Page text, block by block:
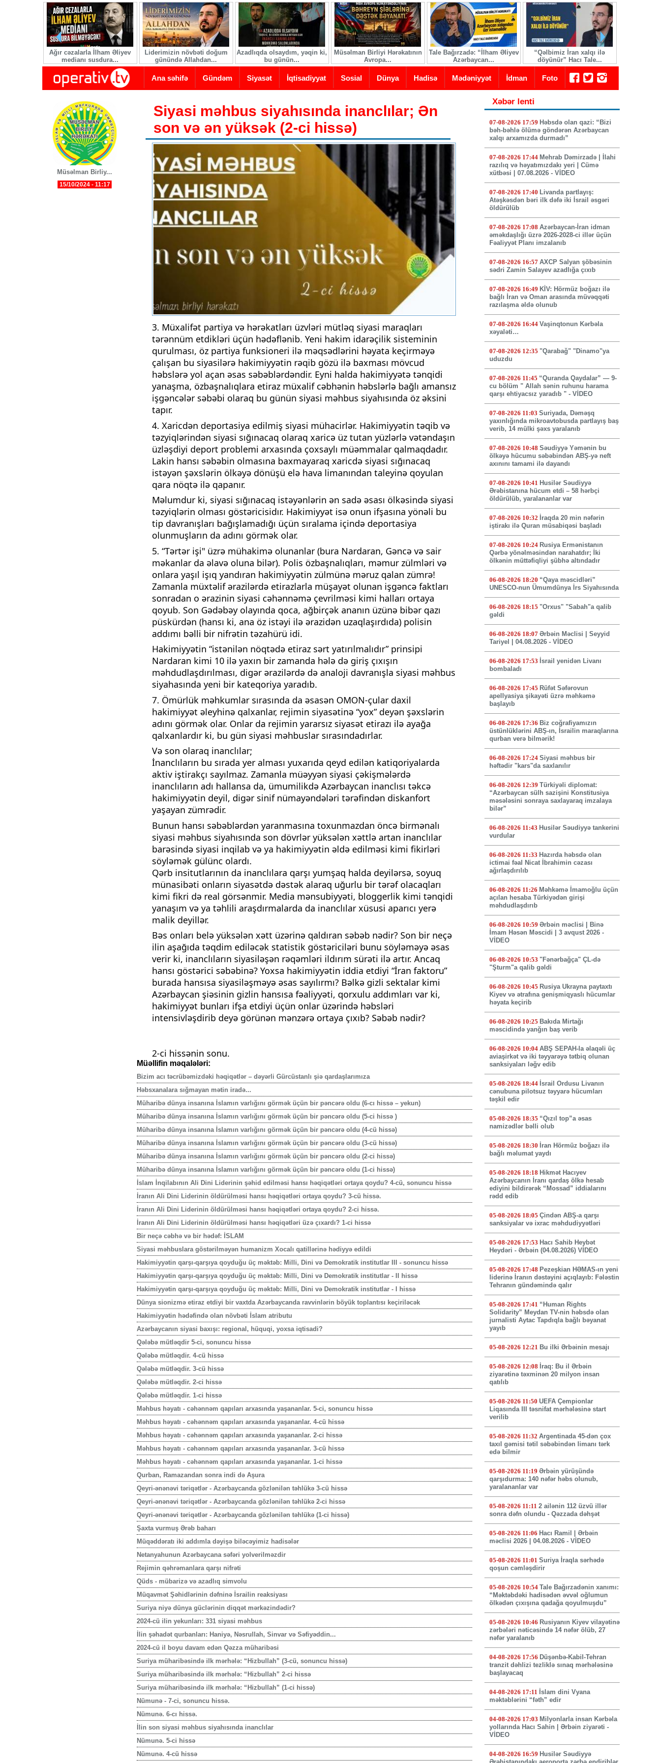
Skip to main content
Ağır cəzalarla İlham Əliyev
medianı susdura...
Liderimizin növbəti doğum
günündə Allahdan...
Azadlıqda olsaydım, yəqin ki,
bu günün...
Müsəlman Birliyi Hərəkatının
Avropa...
Tale Bağırzadə: “İlham Əliyev
Azərbaycan...
“Qəlbimiz İran xalqı ilə
döyünür” Hacı Tale...
Ana səhifə Gündəm Siyasət İqtisadiyyat Sosial Dünya Hadisə Mədəniyyət İdman Foto
Müsəlman Birliy...
15/10/2024 - 11:17
Siyasi məhbus siyahısında inanclılar; Ən
son və ən yüksək (2-ci hissə)
3. Müxalifət partiya və hərəkatları üzvləri mütləq siyasi maraqları
tərənnüm etdikləri üçün hədəflənib. Yeni hakim idarəçilik sisteminin
qurulması, öz partiya funksioneri ilə məqsədlərini həyata keçirməyə
çalışan bu siyasilərə hakimiyyətin rəqib gözü ilə baxması mövcud
həbslərə yol açan əsas səbəblərdəndir. Eyni halda hakimiyyətə tənqidi
yanaşma, özbaşnalıqlara etiraz müxalif cəbhənin həbslərlə bağlı amansız
işgəncələr səbəbi olaraq bu günün siyasi məhbus siyahısında öz əksini
tapır.
4. Xaricdən deportasiya edilmiş siyasi mühacirlər. Hakimiyyətin təqib və
təzyiqlərindən siyasi sığınacaq olaraq xaricə üz tutan yüzlərlə vətəndaşın
üzləşdiyi deport problemi arxasında çoxsaylı müəmmalar qalmaqdadır.
Lakin hansı səbəbin olmasına baxmayaraq xaricdə siyasi sığınacaq
istəyən şəxslərin ölkəyə dönüşü elə hava limanından taleyinə qoyulan
qara nöqtə ilə qapanır.
Məlumdur ki, siyasi sığınacaq istəyənlərin ən sadə əsası ölkəsində siyasi
təzyiqlərin olması göstəricisidır. Hakimiyyət isə onun ifşasına yönəli bu
tip davranışları bağışlamadığı üçün sıralama içində deportasiya
olunmuşların da adını görmək olar.
5. “Tərtər işi" üzrə mühakimə olunanlar (bura Nardaran, Gəncə və sair
məkanlar da əlavə oluna bilər). Polis özbaşnalıqları, məmur zülmləri və
onlara yaşıl işıq yandıran hakimiyyətin zülmünə məruz qalan zümrə!
Zamanla müxtəlif ərazilərdə etirazlarla müşayət olunan işgəncə faktları
sonradan o ərazinin siyasi cəhənnəmə çevrilməsi kimi halları ortaya
qoyub. Son Gədəbəy olayında qoca, ağbirçək ananın üzünə bibər qazı
püskürdən (hansı ki, ana öz istəyi ilə ərazidən uzaqlaşırdıda) polisin
addımı bəlli bir nifrətin təzahürü idi.
Hakimiyyətin “istənilən nöqtədə etiraz sərt yatırılmalıdır” prinsipi
Nardaran kimi 10 ilə yaxın bir zamanda hələ də giriş çıxışın
məhdudlaşdırılması, digər ərazilərdə də analoji davranışla siyasi məhbus
siyahasında yeni bir kateqoriya yaradıb.
7. Ömürlük məhkumlar sırasında da əsasən OMON-çular daxil
hakimiyyət əleyhinə qalxanlar, rejimin siyasətinə “yox” deyən şəxslərin
adını görmək olar. Onlar da rejimin yararsız siyasət etirazı ilə ayağa
qalxanlardır ki, bu gün siyasi məhbuslar sırasındadırlar.
Və son olaraq inanclılar;
İnanclıların bu sırada yer alması yuxarıda qeyd edilən katiqoriyalarda
aktiv iştirakçı sayılmaz. Zamanla müəyyən siyasi çəkişmələrdə
inanclıların adı hallansa da, ümumilikdə Azərbaycan inanclısı təkcə
hakimiyyətin deyil, digər sinif nümayəndələri tərəfindən diskanfort
yaşayan zümrədir.
Bunun hansı səbəblərdən yaranmasına toxunmazdan öncə birmənalı
siyasi məhbus siyahısında son dövrlər yüksələn xəttlə artan inanclılar
barəsində siyasi inqilab və ya hakimiyyətin əldə edilməsi kimi fikirləri
söyləmək gülünc olardı.
Qərb insitutlarının da inanclılara qarşı yumşaq halda deyilərsə, soyuq
münasibəti onların siyasətdə dəstək alaraq uğurlu bir tərəf olacaqları
kimi fikri də real görsənmir. Media mənsubiyyəti, bloggerlik kimi tənqidi
yanaşım və ya təhlili araşdırmalarda da inanclılar xüsusi aparıcı yerə
malik deyillər.
Bəs onları belə yüksələn xətt üzərinə qaldıran səbəb nədir? Son bir neçə
ilin aşağıda təqdim ediləcək statistik göstəriciləri bunu söyləməyə əsas
verir ki, inanclıların siyasiləşən rəqəmləri ildırım sürəti ilə artır. Ancaq
hansı göstərici səbəbinə? Yoxsa hakimiyyətin iddia etdiyi “İran faktoru”
burada hansısa siyasiləşməyə əsas sayılırmı? Bəlkə gizli sektalar kimi
Azərbaycan şiəsinin gizlin hansısa fəaliyyəti, qorxulu addımları var ki,
hakimiyyət bunları ifşa etdiyi üçün onlar üzərində həbsləri
intensivləşdirib deyə görünən mənzərə ortaya çıxıb? Səbəb nədir?
2-ci hissənin sonu.
Müəllifin məqalələri:
Bizim acı təcrübəmizdəki həqiqətlər – dəyərli Gürcüstanlı şiə qardaşlarımıza
Həbsxanalara sığmayan mətin iradə...
Müharibə dünya insanına İslamın varlığını görmək üçün bir pəncərə oldu (6-cı hissə – yekun)
Müharibə dünya insanına İslamın varlığını görmək üçün bir pəncərə oldu (5-ci hissə )
Müharibə dünya insanına İslamın varlığını görmək üçün bir pəncərə oldu (4-cü hissə)
Müharibə dünya insanına İslamın varlığını görmək üçün bir pəncərə oldu (3-cü hissə)
Müharibə dünya insanına İslamın varlığını görmək üçün bir pəncərə oldu (2-ci hissə)
Müharibə dünya insanına İslamın varlığını görmək üçün bir pəncərə oldu (1-ci hissə)
İslam İnqilabının Ali Dini Liderinin şəhid edilməsi hansı həqiqətləri ortaya qoydu? 4-cü, sonuncu hissə
İranın Ali Dini Liderinin öldürülməsi hansı həqiqətləri ortaya qoydu? 3-cü hissə.
İranın Ali Dini Liderinin öldürülməsi hansı həqiqətləri ortaya qoydu? 2-ci hissə.
İranın Ali Dini Liderinin öldürülməsi hansı həqiqətləri üzə çıxardı? 1-ci hissə
Bir neçə cəbhə və bir hədəf: İSLAM
Siyasi məhbuslara göstərilməyən humanizm Xocalı qatillərinə hədiyyə edildi
Hakimiyyətin qarşı-qarşıya qoyduğu üç məktəb: Milli, Dini və Demokratik institutlar III - sonuncu hissə
Hakimiyyətin qarşı-qarşıya qoyduğu üç məktəb: Milli, Dini və Demokratik institutlar - II hissə
Hakimiyyətin qarşı-qarşıya qoyduğu üç məktəb: Milli, Dini və Demokratik institutlar - I hissə
Dünya sionizmə etiraz etdiyi bir vaxtda Azərbaycanda ravvinlərin böyük toplantısı keçiriləcək
Hakimiyyətin hədəfində olan növbəti İslam atributu
Azərbaycanın siyasi baxışı: regional, hüquqi, yoxsa iqtisadi?
Qələbə mütləqdir 5-ci, sonuncu hissə
Qələbə mütləqdir. 4-cü hissə
Qələbə mütləqdir. 3-cü hissə
Qələbə mütləqdir. 2-ci hissə
Qələbə mütləqdir. 1-ci hissə
Məhbus həyatı - cəhənnəm qapıları arxasında yaşananlar. 5-ci, sonuncu hissə
Məhbus həyatı - cəhənnəm qapıları arxasında yaşananlar. 4-cü hissə
Məhbus həyatı - cəhənnəm qapıları arxasında yaşananlar. 2-ci hissə
Məhbus həyatı - cəhənnəm qapıları arxasında yaşananlar. 3-cü hissə
Məhbus həyatı - cəhənnəm qapıları arxasında yaşananlar. 1-ci hissə
Qurban, Ramazandan sonra indi də Aşura
Qeyri-ənənəvi təriqətlər - Azərbaycanda gözlənilən təhlükə 3-cü hissə
Qeyri-ənənəvi təriqətlər - Azərbaycanda gözlənilən təhlükə 2-ci hissə
Qeyri-ənənəvi təriqətlər - Azərbaycanda gözlənilən təhlükə (1-ci hissə)
Şaxta vurmuş Ərəb baharı
Müqəddəratı iki addımla dəyişə biləcəyimiz hadisələr
Netanyahunun Azərbaycana səfəri yolverilməzdir
Rejimin qəhrəmanlara qarşı nifrəti
Qüds - mübarizə və azadlıq simvolu
Müqavmət Şəhidlərinin dəfninə İsrailin reaksiyası
Suriya niyə dünya güclərinin diqqət mərkəzindədir?
2024-cü ilin yekunları: 331 siyasi məhbus
İlin şəhadət qurbanları: Haniyə, Nəsrullah, Sinvar və Səfiyəddin...
2024-cü il boyu davam edən Qəzza müharibəsi
Suriya müharibəsində ilk mərhələ: “Hizbullah” (3-cü, sonuncu hissə)
Suriya müharibəsində ilk mərhələ: “Hizbullah” 2-ci hissə
Suriya müharibəsində ilk mərhələ: “Hizbullah” (1-ci hissə)
Nümunə - 7-ci, sonuncu hissə.
Nümunə. 6-cı hissə.
İlin son siyasi məhbus siyahısında inanclılar
Nümunə. 5-ci hissə
Nümunə. 4-cü hissə
Xəbər lenti
07-08-2026 17:59 Həbsdə olan qazi: “Bizi
bəh-bəhlə ölümə göndərən Azərbaycan
xalqı arxamızda durmadı”
07-08-2026 17:44 Mehrab Dəmirzadə | İlahi
razılıq və həyatımızdakı yeri | Cümə
xütbəsi | 07.08.2026 - VİDEO
07-08-2026 17:40 Livanda partlayış:
Atəşkəsdən bəri ilk dəfə iki İsrail əsgəri
öldürülüb
07-08-2026 17:08 Azərbaycan-İran idman
əməkdaşlığı üzrə 2026-2028-ci illər üçün
Fəaliyyət Planı imzalanıb
07-08-2026 16:57 AXCP Salyan şöbəsinin
sədri Zamin Salayev azadlığa çıxıb
07-08-2026 16:49 KİV: Hörmüz boğazı ilə
bağlı İran və Oman arasında müvəqqəti
razılaşma əldə olunub
07-08-2026 16:44 Vaşinqtonun Kərbəla
xəyaləti…
07-08-2026 12:35 "Qarabağ" "Dinamo"ya
uduzdu
07-08-2026 11:45 “Quranda Qaydalar” — 9-
cu bölüm " Allah sənin ruhunu harama
qarşı ehtiyacsız yaradıb " - VİDEO
07-08-2026 11:03 Suriyada, Dəməşq
yaxınlığında mikroavtobusda partlayış baş
verib, 14 mülki şəxs yaralanıb
07-08-2026 10:48 Səudiyyə Yəmənin bu
ölkəyə hücumu səbəbindən ABŞ-yə neft
axınını tamami ilə dayandı
07-08-2026 10:41 Husilər Səudiyyə
Ərəbistanına hücum etdi – 58 hərbçi
öldürülüb, yaralananlar var
07-08-2026 10:32 İraqda 20 min nəfərin
iştirakı ilə Quran müsabiqəsi başladı
07-08-2026 10:24 Rusiya Ermənistanın
Qərbə yönəlməsindən narahatdır; İki
ölkənin müttəfiqliyi şübhə altındadır
06-08-2026 18:20 “Qaya məscidləri”
UNESCO-nun Ümumdünya İrs Siyahısında
06-08-2026 18:15 "Orxus" "Sabah"a qalib
gəldi
06-08-2026 18:07 Ərbəin Məclisi | Seyyid
Tariyel | 04.08.2026 - VİDEO
06-08-2026 17:53 İsrail yenidən Livanı
bombaladı
06-08-2026 17:45 Rüfət Səfərovun
apellyasiya şikayəti üzrə məhkəmə
başlayıb
06-08-2026 17:36 Biz coğrafiyamızın
üstünlüklərini ABŞ-ın, İsrailin maraqlarına
qurban verə bilmərik!
06-08-2026 17:24 Siyasi məhbus bir
həftədir "kars"da saxlanılır
06-08-2026 12:39 Türkiyəli diplomat:
“Azərbaycan sülh sazişini Konstitusiya
məsələsini sonraya saxlayaraq imzalaya
bilər”
06-08-2026 11:43 Husilər Səudiyyə tankerini
vurdular
06-08-2026 11:33 Hazırda həbsdə olan
ictimai fəal Nicat İbrahimin cəzası
ağırlaşdırılıb
06-08-2026 11:26 Məhkəmə İmamoğlu üçün
açılan hesaba Türkiyədən girişi
məhdudlaşdırıb
06-08-2026 10:59 Ərbəin məclisi | Binə
İmam Həsən Məscidi | 3 avqust 2026 -
VİDEO
06-08-2026 10:53 "Fənərbağça" ÇL-də
"Şturm"a qalib gəldi
06-08-2026 10:45 Rusiya Ukrayna paytaxtı
Kiyev və ətrafına genişmiqyaslı hücumlar
həyata keçirib
06-08-2026 10:25 Bakıda Mirtağı
məscidində yanğın baş verib
06-08-2026 10:04 ABŞ SEPAH-la əlaqəli üç
aviaşirkət və iki təyyarəyə tətbiq olunan
sanksiyaları ləğv edib
05-08-2026 18:44 İsrail Ordusu Livanın
cənubuna pilotsuz təyyarə hücumları
təşkil edir
05-08-2026 18:35 “Qızıl top”a əsas
namizədlər bəlli olub
05-08-2026 18:30 İran Hörmüz boğazı ilə
bağlı məlumat yaydı
05-08-2026 18:18 Hikmət Hacıyev
Azərbaycanın İranı qardaş ölkə hesab
ediyini bildirərək “Mossad” iddialarını
rədd edib
05-08-2026 18:05 Çindən ABŞ-a qarşı
sanksiyalar və ixrac məhdudiyyətləri
05-08-2026 17:53 Hacı Sahib Heybət
Heydəri - Ərbəin (04.08.2026) VİDEO
05-08-2026 17:48 Pezeşkian HƏMAS-ın yeni
liderinə İranın dəstəyini açıqlayıb: Fələstin
Tehranın gündəmində qalır
05-08-2026 17:41 “Human Rights
Solidarity” Meydan TV-nin həbsdə olan
jurnalisti Aytac Tapdıqla bağlı bəyanat
yayıb
05-08-2026 12:21 Bu ilki Ərbəinin mesajı
05-08-2026 12:08 İraq: Bu il Ərbəin
ziyarətinə təxminən 20 milyon insan
qatılıb
05-08-2026 11:50 UEFA Çempionlar
Liqasında III təsnifat mərhələsinə start
verilib
05-08-2026 11:32 Argentinada 45-dən çox
taxıl gəmisi tətil səbəbindən limanı tərk
edə bilmir
05-08-2026 11:19 Ərbəin yürüşündə
qarşıdurma: 140 nəfər həbs olunub,
yaralananlar var
05-08-2026 11:11 2 ailənin 112 üzvü illər
sonra dəfn olundu - Qəzzada dəhşət
05-08-2026 11:06 Hacı Ramil | Ərbəin
məclisi 2026 | 04.08.2026 - VİDEO
05-08-2026 11:01 Suriya İraqla sərhədə
qoşun cəmləşdirir
05-08-2026 10:54 Tale Bağırzadənin xanımı:
“Məktəbdəki hadisədən əvvəl oğlumun
ölkədən çıxışına qadağa qoyulmuşdu”
05-08-2026 10:46 Rusiyanın Kiyev vilayətinə
zərbələri nəticəsində 14 nəfər ölüb, 27
nəfər yaralanıb
04-08-2026 17:56 Düşənbə-Kabil-Tehran
tranzit dəhlizi tezliklə sınaq mərhələsinə
başlayacaq
04-08-2026 17:11 İslam dini Vyana
məktəblərini “fəth” edir
04-08-2026 17:03 Milyonlarla insan Kərbəla
yollarında Hacı Sahin | Ərbəin ziyarəti -
VİDEO
04-08-2026 16:59 Husilər Səudiyyə